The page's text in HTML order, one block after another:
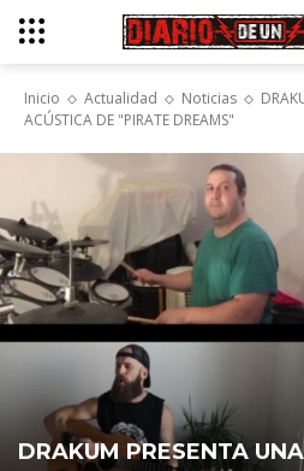
Inicio Actualidad Noticias
ACÚSTICA DE "PIRATE DREAMS"
DRAKUM PRESENTA